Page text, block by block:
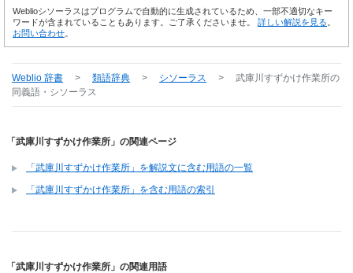
Weblioシソーラスはプログラムで自動的に生成されているため、一部不適切なキー
ワードが含まれていることもあります。ご了承くださいませ。 詳しい解説を見る
お問い合わせ
Weblio 辞書 > 類語辞典 > シソーラス > 武庫川すずかけ作業所の
同義語・シソーラス
「武庫川すずかけ作業所」の関連ページ
「武庫川すずかけ作業所」を解説文に含む用語の一覧
「武庫川すずかけ作業所」を含む用語の索引
「武庫川すずかけ作業所」の関連用語